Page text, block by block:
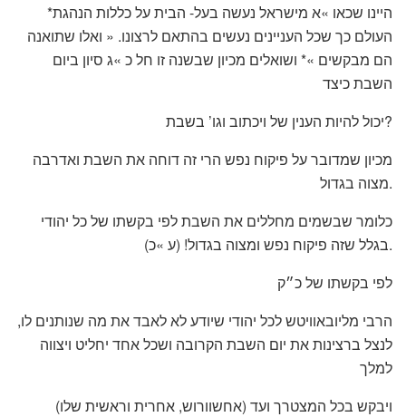
*היינו שכאו »א מישראל נעשה בעל- הבית על כללות הנהגת
העולם כך שכל העניינים נעשים בהתאם לרצונו. « ואלו שתואנה
הם מבקשים »* ושואלים מכיון שבשנה זו חל כ »ג סיון ביום
השבת כיצד
יכול להיות הענין של ויכתוב וגו’ בשבת?
מכיון שמדובר על פיקוח נפש הרי זה דוחה את השבת ואדרבה
מצוה בגדול.
כלומר שבשמים מחללים את השבת לפי בקשתו של כל יהודי
בגלל שזה פיקוח נפש ומצוה בגדול! (ע »כ).
לפי בקשתו של כ״ק
לנצל ברצינות את יום השבת הקרובה ושכל אחד יחליט ויצווה
למלך
(אחשוורוש, אחרית וראשית שלו) ויבקש בכל המצטרך ועד